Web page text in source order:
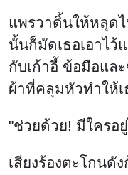
แพรวาดิ้นให้หลุด
นั้นก็มัดเธอเอาไว้
กับเก้าอี้ ข้อมือแล
ผ้าที่คลุมหัวทำให้
"ช่วยด้วย! มีใครอ
เสียงร้องตะโกนดั